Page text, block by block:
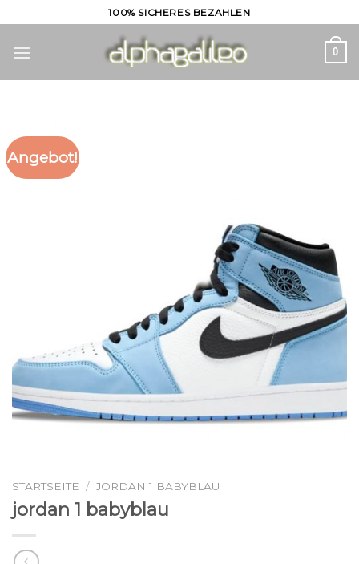
to
content
100% SICHERES BEZAHLEN
0
Angebot!
STARTSEITE / JORDAN 1 BABYBLAU
jordan 1 babyblau